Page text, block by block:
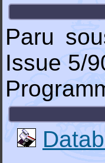
Paru
Issue 5/